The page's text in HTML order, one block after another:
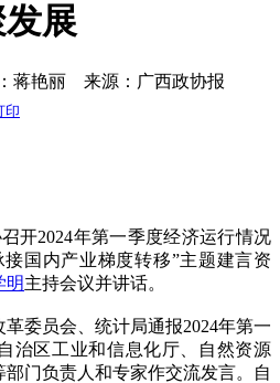
展
蒋艳丽 来源：广西政协报
印
2024年第一季度经济运行情况
国内产业梯度转移”主题建言资
明主持会议并讲话。
员会、统计局通报2024年第一
治区工业和信息化厅、自然资源
门负责人和专家作交流发言。自